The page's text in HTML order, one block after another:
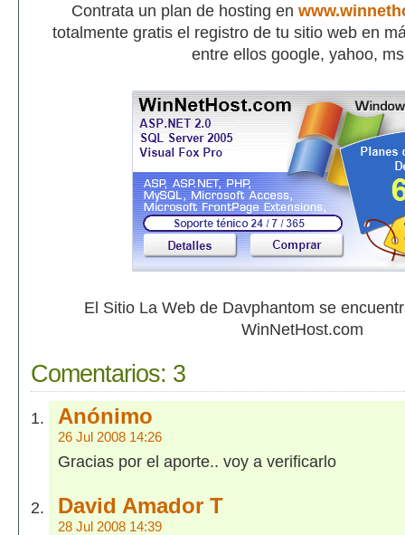
Contrata un plan de hosting en
totalmente gratis el registro de tu sitio web en
entre ellos google, yahoo,
El Sitio La Web de Davphantom se
WinNetHost.com
Comentarios: 3
Anónimo
26 Jul 2008 14:26
Gracias por el aporte.. voy a verificarlo
David Amador T
28 Jul 2008 14:39